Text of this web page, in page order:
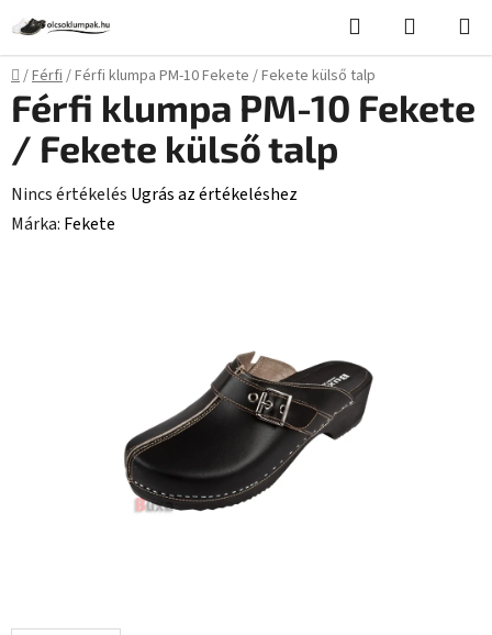
fő
tartalomhoz
Keresés KOSÁR
Kezdőlap
/Férfi/Férfi klumpa PM-10 Fekete / Fekete külső talp
Férfi klumpa PM-10 Fekete
/ Fekete külső talp
A
termék
Nincs értékelés Ugrás az értékeléshez
Márka: Fekete